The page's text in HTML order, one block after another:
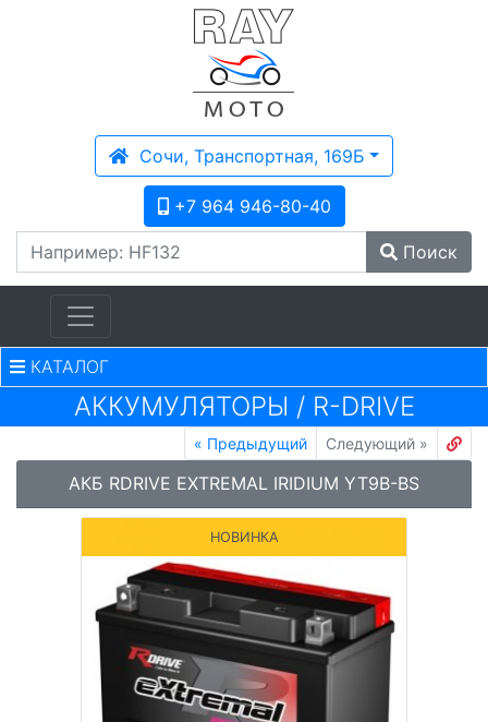
Сочи, Транспортная, 169Б
+7 964 946-80-40
Поиск
КАТАЛОГ
АККУМУЛЯТОРЫ / R-DRIVE
« Предыдущий Следующий »
АКБ RDRIVE EXTREMAL IRIDIUM YT9B-BS
НОВИНКА